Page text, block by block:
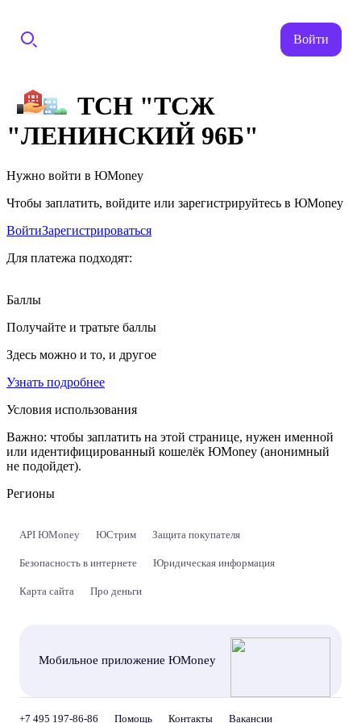
Войти
ТСН "ТСЖ
"ЛЕНИНСКИЙ 96Б"
Нужно войти в ЮMoney
Чтобы заплатить, войдите или зарегистрируйтесь в ЮMoney
ВойтиЗарегистрироваться
Для платежа подходят:
Баллы
Получайте и тратьте баллы
Здесь можно и то, и другое
Узнать подробнее
Условия использования
Важно: чтобы заплатить на этой странице, нужен именной
или идентифицированный кошелёк ЮMoney (анонимный
не подойдет).
Регионы
API ЮMoney ЮСтрим Защита покупателя
Безопасность в интернете Юридическая информация
Карта сайта Про деньги
Мобильное приложение ЮMoney
+7 495 197-86-86 Помощь Контакты Вакансии